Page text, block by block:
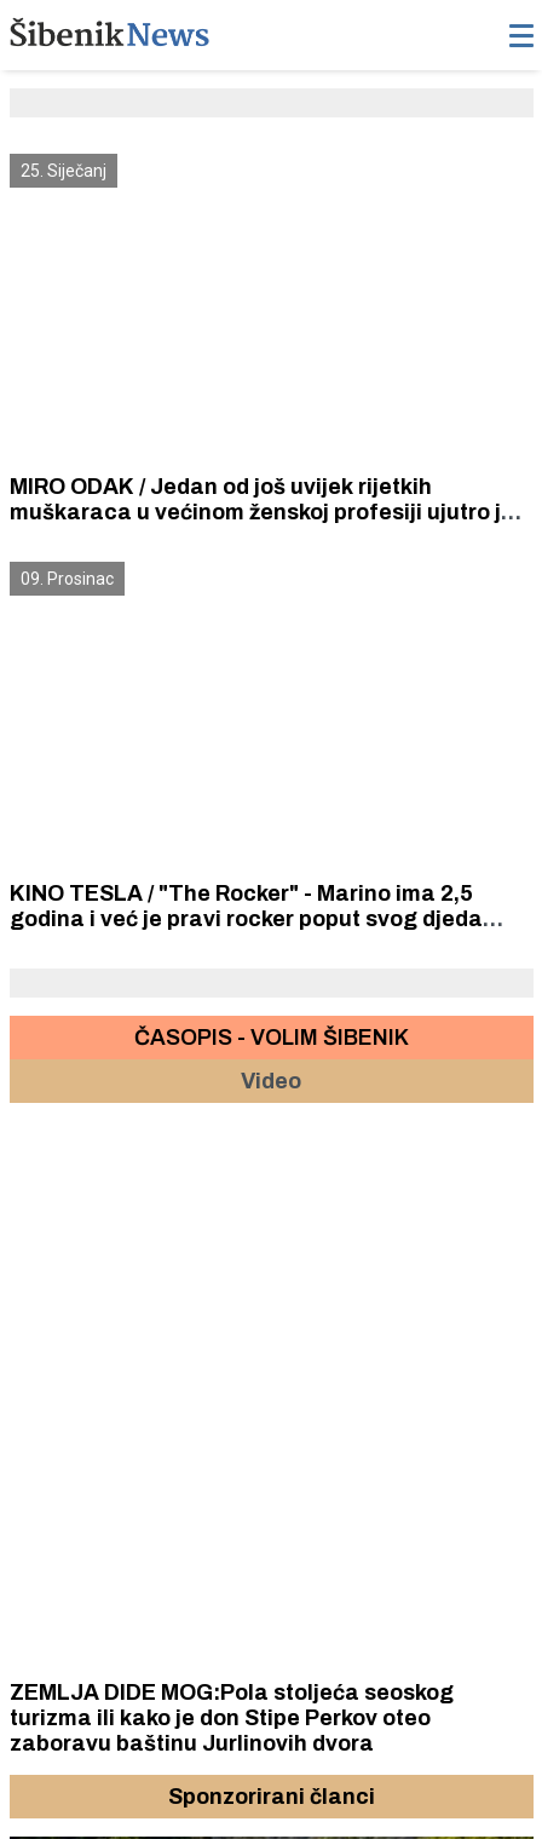
25. Siječanj
MIRO ODAK / Jedan od još uvijek rijetkih
muškaraca u većinom ženskoj profesiji ujutro je
benda Lili Gee
09. Prosinac
KINO TESLA / "The Rocker" - Marino ima 2,5
godina i već je pravi rocker poput svog djeda
ČASOPIS - VOLIM ŠIBENIK
Video
ZEMLJA DIDE MOG:Pola stoljeća seoskog
turizma ili kako je don Stipe Perkov oteo
zaboravu baštinu Jurlinovih dvora
Sponzorirani članci